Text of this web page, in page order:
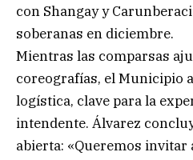
con Shangay y
soberanas en diciembre.
Mientras las comparsas
coreografías, el Municipio
logística, clave para la
intendente. Álvarez
abierta: «Queremos